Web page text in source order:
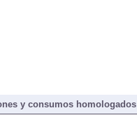
y consumos homologados